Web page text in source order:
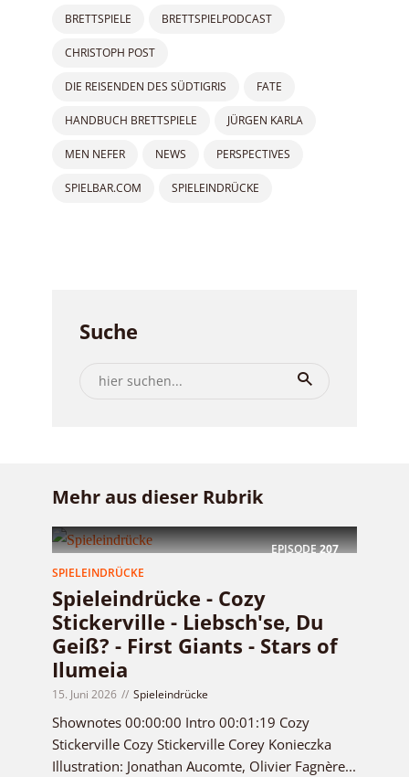
BRETTSPIELE BRETTSPIELPODCAST
CHRISTOPH POST
DIE REISENDEN DES SÜDTIGRIS FATE
HANDBUCH BRETTSPIELE JÜRGEN KARLA
MEN NEFER NEWS PERSPECTIVES
SPIELBAR.COM SPIELEINDRÜCKE
Suche
Mehr aus dieser Rubrik
EPISODE207
SPIELEINDRÜCKE
Spieleindrücke - Cozy
Stickerville - Liebsch'se, Du
Geiß? - First Giants - Stars of
Ilumeia
15. Juni 2026 Spieleindrücke
Shownotes 00:00:00 Intro 00:01:19 Cozy
Stickerville Cozy Stickerville Corey Konieczka
Illustration: Jonathan Aucomte, Olivier Fagnère...